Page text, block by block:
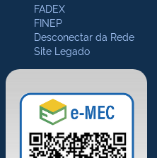
FADEX
FINEP
Desconectar da Rede
Site Legado